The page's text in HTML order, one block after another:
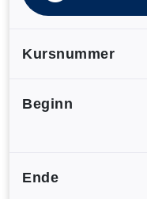
Kursnummer
Beginn
Ende